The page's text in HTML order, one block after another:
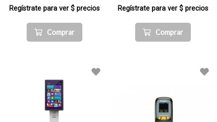
Regístrate para ver $ precios
Comprar
Regístrate para ver $ precios
Comprar